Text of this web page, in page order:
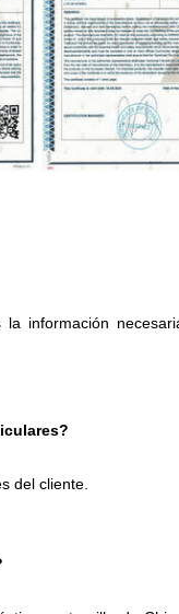
información
del cliente.